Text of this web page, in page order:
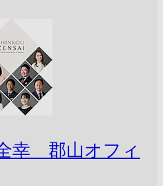
幸 郡山オフィ